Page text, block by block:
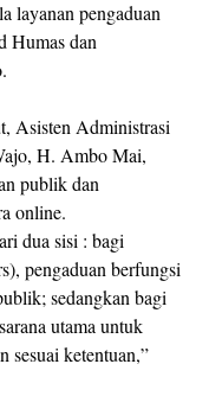
layanan pengaduan
Humas dan
Asisten Administrasi
H. Ambo Mai,
publik dan
online.
dua sisi : bagi
pengaduan berfungsi
sedangkan bagi
utama untuk
sesuai ketentuan,”